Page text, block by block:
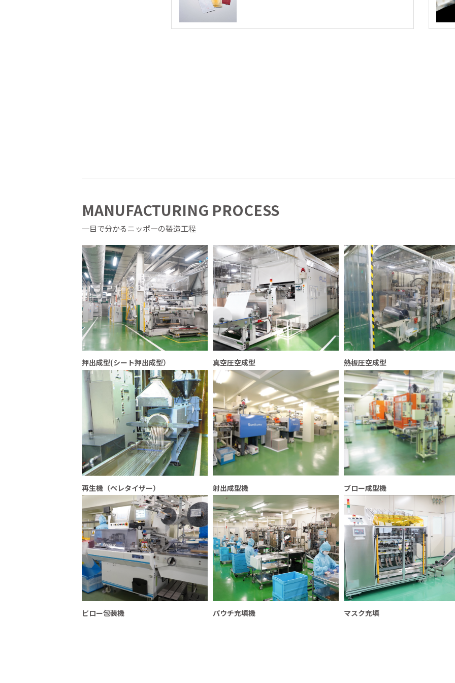
MANUFACTURING PROCESS
一目で分かるニッポーの製造工程
押出成型(シート押出成型） 真空圧空成型 熱板圧空成型
再生機（ペレタイザー） 射出成型機 ブロー成型機
ピロー包装機 パウチ充填機 マスク充填